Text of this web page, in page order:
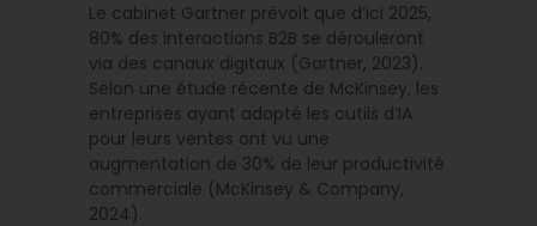
Le cabinet Gartner prévoit que d’ici 2025,
80% des interactions B2B se dérouleront
via des canaux digitaux (Gartner, 2023).
Selon une étude récente de McKinsey, les
entreprises ayant adopté les outils d’IA
pour leurs ventes ont vu une
augmentation de 30% de leur productivité
commerciale (McKinsey & Company,
2024).